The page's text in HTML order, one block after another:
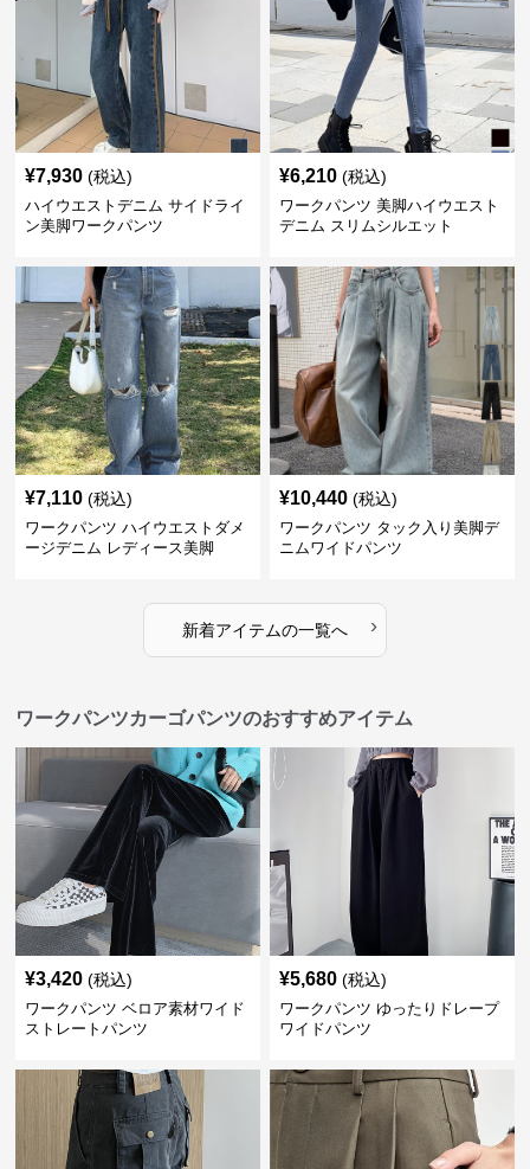
¥7,930 (税込)
ハイウエストデニム サイドライ
ン美脚ワークパンツ
¥6,210 (税込)
ワークパンツ 美脚ハイウエスト
デニム スリムシルエット
¥7,110 (税込)
ワークパンツ ハイウエストダメ
ージデニム レディース美脚
¥10,440 (税込)
ワークパンツ タック入り美脚デ
ニムワイドパンツ
新着アイテムの一覧へ ›
ワークパンツカーゴパンツのおすすめアイテム
¥3,420 (税込)
ワークパンツ ベロア素材ワイド
ストレートパンツ
¥5,680 (税込)
ワークパンツ ゆったりドレープ
ワイドパンツ